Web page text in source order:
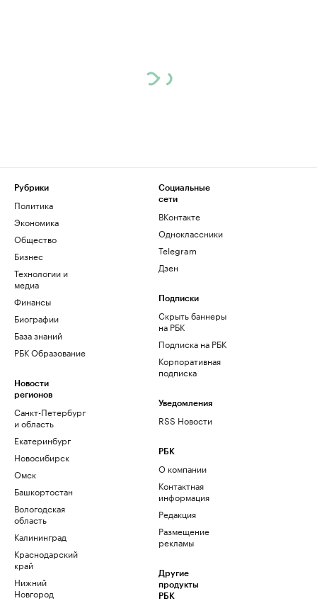
Рубрики
Политика
Экономика
Общество
Бизнес
Технологии и
медиа
Финансы
Биографии
База знаний
РБК Образование
Новости
регионов
Санкт-Петербург
и область
Екатеринбург
Новосибирск
Омск
Башкортостан
Вологодская
область
Калининград
Краснодарский
край
Нижний
Новгород
Социальные
сети
ВКонтакте
Одноклассники
Telegram
Дзен
Подписки
Скрыть баннеры
на РБК
Подписка на РБК
Корпоративная
подписка
Уведомления
RSS Новости
РБК
О компании
Контактная
информация
Редакция
Размещение
рекламы
Другие
продукты
РБК